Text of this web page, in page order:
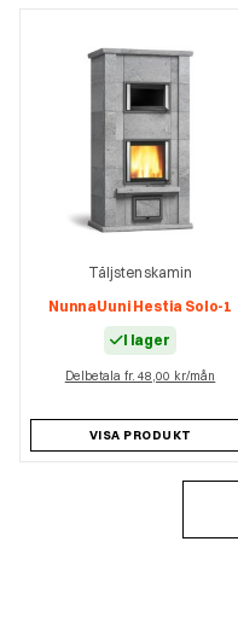
Täljstenskamin
NunnaUuni Hestia Solo-1
I lager
Delbetala fr. 48,00 kr/mån
VISA PRODUKT